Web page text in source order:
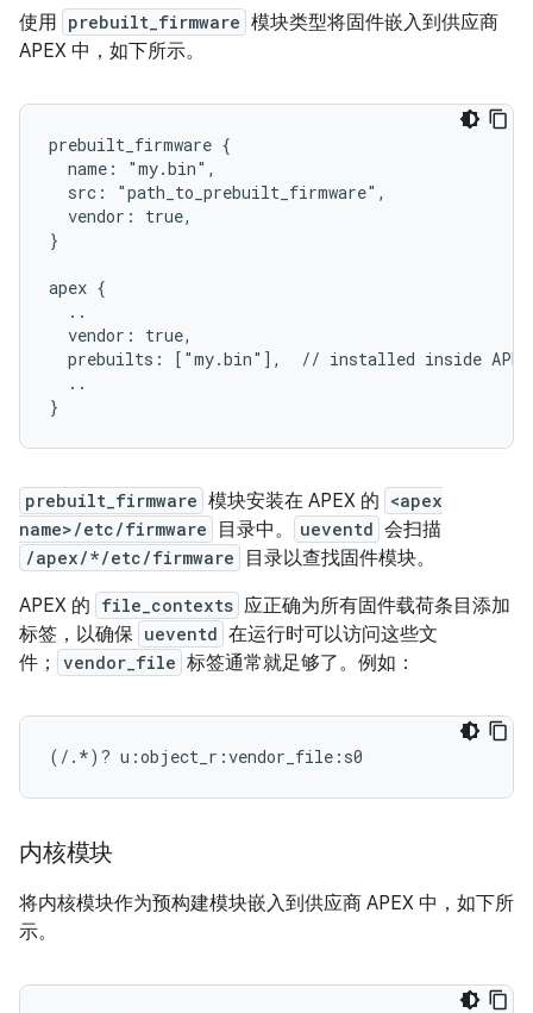
使用 prebuilt_firmware 模块类型将固件嵌入到供应商
APEX 中，如下所示。
prebuilt_firmware {
  name: "my.bin",
  src: "path_to_prebuilt_firmware",
  vendor: true,
}
apex {
  ..
  vendor: true,
prebuilts: ["my.bin"],  // installed inside
  ..
prebuilt_firmware 模块安装在 APEX 的 <apex
name>/etc/firmware
目录中。 ueventd 会扫描
/apex/*/etc/firmware
目录以查找固件模块。
APEX 的 file_contexts 应正确为所有固件载荷条目添加
标签，以确保 ueventd 在运行时可以访问这些文
件；
vendor_file 标签通常就足够了。例如：
内核模块
将内核模块作为预构建模块嵌入到供应商 APEX 中，如下所
示。